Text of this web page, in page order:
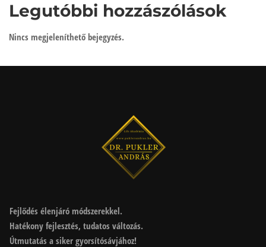
Legutóbbi hozzászólások
Nincs megjeleníthető bejegyzés.
Fejlődés élenjáró módszerekkel.
Hatékony fejlesztés, tudatos változás.
Útmutatás a siker gyorsítósávjához!